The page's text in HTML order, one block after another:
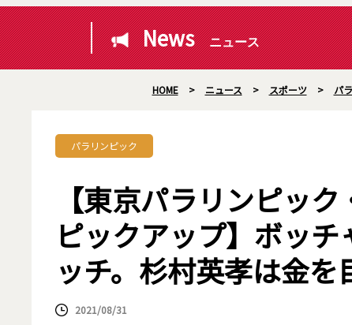
News ニュース
HOME > ニュース > スポーツ > パ
パラリンピック
【東京パラリンピッ
ピックアップ】ボッ
ッチ。杉村英孝は金を
2021/08/31